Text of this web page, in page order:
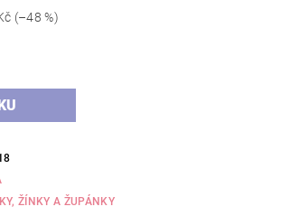
(–48 %)
ŽÍNKY A ŽUPÁNKY